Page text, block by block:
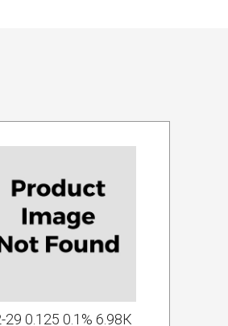
29 0.125 0.1% 6.98К